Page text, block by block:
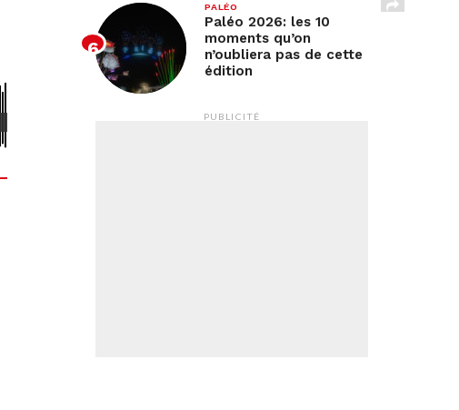
PALÉO
Paléo 2026: les 10
moments qu’on
n’oubliera pas de cette
édition
PUBLICITÉ